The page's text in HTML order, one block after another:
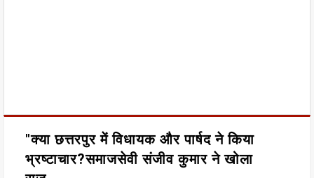
"क्या छत्तरपुर में विधायक और पार्षद ने किया
भ्रष्टाचार?समाजसेवी संजीव कुमार ने खोला